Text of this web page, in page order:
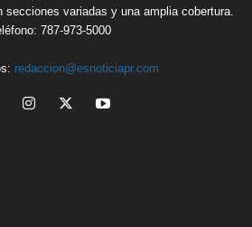
variadas y una amplia cobertura.
787-973-5000
redaccion@esnoticiapr.com